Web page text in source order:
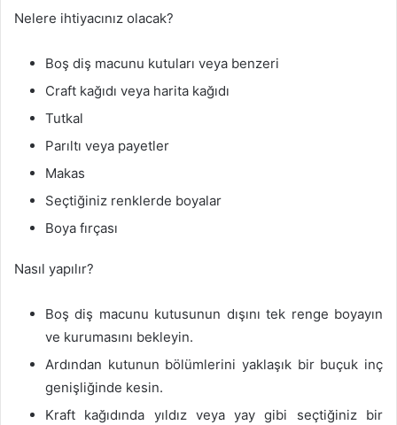
Nelere ihtiyacınız olacak?
Boş diş macunu kutuları veya benzeri
Craft kağıdı veya harita kağıdı
Tutkal
Parıltı veya payetler
Makas
Seçtiğiniz renklerde boyalar
Boya fırçası
Nasıl yapılır?
Boş diş macunu kutusunun dışını tek renge boyayın
ve kurumasını bekleyin.
Ardından kutunun bölümlerini yaklaşık bir buçuk inç
genişliğinde kesin.
Kraft kağıdında yıldız veya yay gibi seçtiğiniz bir